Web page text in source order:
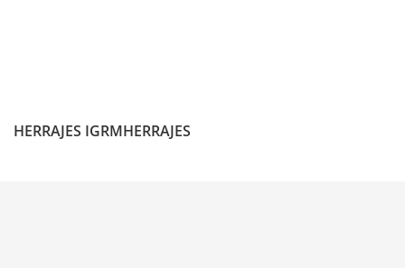
HERRAJES IGRMHERRAJES